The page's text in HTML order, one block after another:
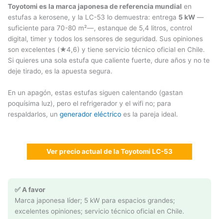
Toyotomi es la marca japonesa de referencia mundial en
estufas a kerosene, y la LC-53 lo demuestra: entrega 5 kW —
suficiente para 70-80 m²—, estanque de 5,4 litros, control
digital, timer y todos los sensores de seguridad. Sus opiniones
son excelentes (★4,6) y tiene servicio técnico oficial en Chile.
Si quieres una sola estufa que caliente fuerte, dure años y no te
deje tirado, es la apuesta segura.
En un apagón, estas estufas siguen calentando (gastan
poquísima luz), pero el refrigerador y el wifi no; para
respaldarlos, un generador eléctrico es la pareja ideal.
Ver precio actual de la Toyotomi LC-53
✅ A favor
Marca japonesa líder; 5 kW para espacios grandes;
excelentes opiniones; servicio técnico oficial en Chile.